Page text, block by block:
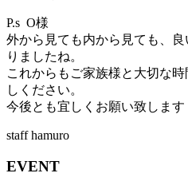
P.s O様
外から見ても内から見ても、良
りましたね。
これからもご家族様と大切な
しください。
今後とも宜しくお願い致します
staff hamuro
EVENT